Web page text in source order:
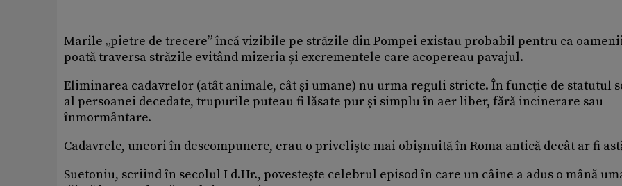
Marile „pietre de trecere” încă vizibile pe străzile din Pompei existau probabil pentru ca
poată traversa străzile evitând mizeria și excrementele care acopereau pavajul.
Eliminarea cadavrelor (atât animale, cât și umane) nu urma reguli stricte. În funcție de statutul
al persoanei decedate, trupurile puteau fi lăsate pur și simplu în aer liber, fără incinerare sau
înmormântare.
Cadavrele, uneori în descompunere, erau o priveliște mai obișnuită în Roma antică decât ar fi
Suetoniu, scriind în secolul I d.Hr., povestește celebrul episod în care un câine a adus o mână